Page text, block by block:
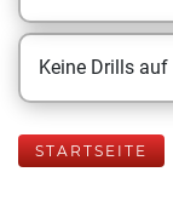
Keine Drills auf
STARTSEITE